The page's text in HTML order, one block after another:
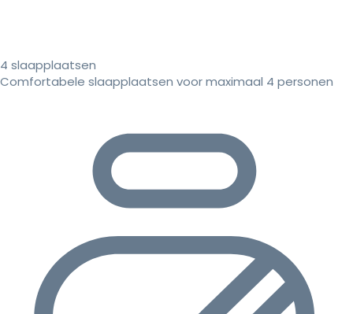
4 slaapplaatsen
Comfortabele slaapplaatsen voor maximaal 4 personen